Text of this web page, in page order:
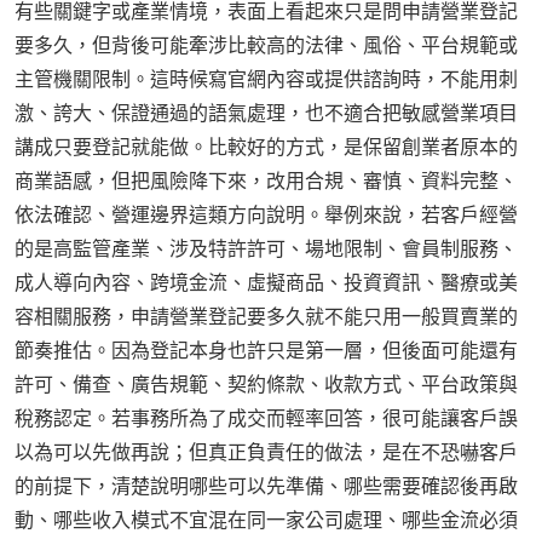
有些關鍵字或產業情境，表面上看起來只是問申請營業登記
要多久，但背後可能牽涉比較高的法律、風俗、平台規範或
主管機關限制。這時候寫官網內容或提供諮詢時，不能用刺
激、誇大、保證通過的語氣處理，也不適合把敏感營業項目
講成只要登記就能做。比較好的方式，是保留創業者原本的
商業語感，但把風險降下來，改用合規、審慎、資料完整、
依法確認、營運邊界這類方向說明。舉例來說，若客戶經營
的是高監管產業、涉及特許許可、場地限制、會員制服務、
成人導向內容、跨境金流、虛擬商品、投資資訊、醫療或美
容相關服務，申請營業登記要多久就不能只用一般買賣業的
節奏推估。因為登記本身也許只是第一層，但後面可能還有
許可、備查、廣告規範、契約條款、收款方式、平台政策與
稅務認定。若事務所為了成交而輕率回答，很可能讓客戶誤
以為可以先做再說；但真正負責任的做法，是在不恐嚇客戶
的前提下，清楚說明哪些可以先準備、哪些需要確認後再啟
動、哪些收入模式不宜混在同一家公司處理、哪些金流必須